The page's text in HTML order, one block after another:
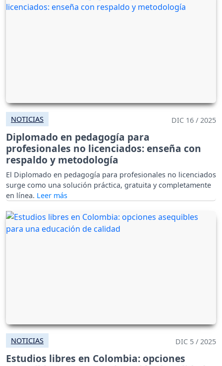
NOTICIAS DIC 16 / 2025
Diplomado en pedagogía para
profesionales no licenciados: enseña con
respaldo y metodología
El Diplomado en pedagogía para profesionales no licenciados
surge como una solución práctica, gratuita y completamente
en línea.
NOTICIAS DIC 5 / 2025
Estudios libres en Colombia: opciones